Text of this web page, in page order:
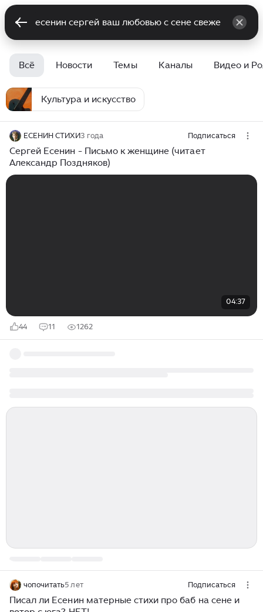
Всё Новости Темы Каналы Видео и
Культура и искусство
ЕСЕНИН СТИХИ3 года Подписаться
Сергей Есенин - Письмо к женщине (читает
Александр Поздняков)
04:37
44 11 1262
чопочитать5 лет Подписаться
Писал ли Есенин матерные стихи про баб на сене и